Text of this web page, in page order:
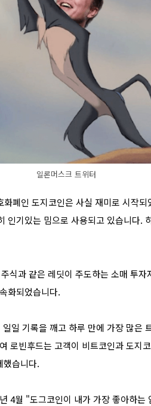
일론머스크 트위터
폐인 도지코인은 사실 재미로 시작
인기있는 밈으로 사용되고 있습니다.
식과 같은 레딧이 주도하는 소매 투
화되었습니다.
일 기록을 깨고 하루 만에 가장 많은
로빈후드는 고객이 비트코인과 도지
습니다.
4월 "도그코인이 내가 가장 좋아하